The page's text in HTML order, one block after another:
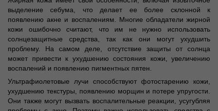
выделение себума, что делает ее более склонной к
появлению акне и воспалениям. Многие обладатели жирной
кожи ошибочно считают, что им не нужно использовать
солнцезащитные средства, так как они могут ухудшить
проблему. На самом деле, отсутствие защиты от солнца
может привести к ухудшению состояния кожи, увеличению
воспалений и появлению пигментных пятен.
Ультрафиолетовые лучи способствуют фотостарению кожи,
ухудшению текстуры, появлению морщин и потере упругости.
Они также могут вызвать воспалительные реакции, усугубляя